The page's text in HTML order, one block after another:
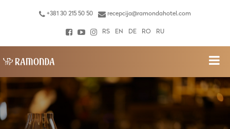
+381 30 215 50 50 recepcija@ramondahotel.com
RS EN DE RO RU